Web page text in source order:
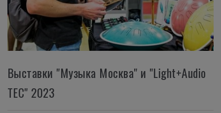
Выставки "Музыка Москва" и "Light+Audio
TEC" 2023